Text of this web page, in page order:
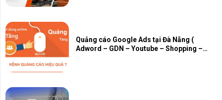
Quảng cáo Google Ads tại Đà Nẵng (
Adword – GDN – Youtube – Shopping –